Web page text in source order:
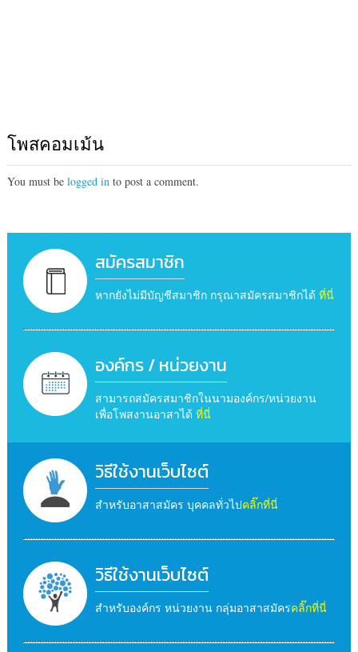
โพสคอมเม้น
You must be logged into post a comment.
สมัครสมาชิก
หากยังไม่มีบัญชีสมาชิก กรุณาสมัครสมาชิกได้ ที่นี่
องค์กร / หน่วยงาน
สามารถสมัครสมาชิกในนามองค์กร/หน่วยงาน
เพื่อโพสงานอาสาได้ ที่นี่
วิธีใช้งานเว็บไซต์
สำหรับอาสาสมัคร บุคคลทั่วไปคลิ๊กที่นี่
วิธีใช้งานเว็บไซต์
สำหรับองค์กร หน่วยงาน กลุ่มอาสาสมัครคลิ๊กที่นี่